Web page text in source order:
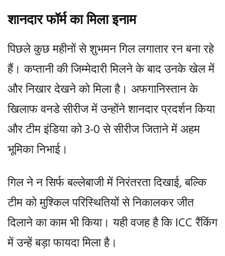
शानदार फॉर्म का मिला इनाम
पिछले कुछ महीनों से शुभमन गिल लगातार रन बना रहे
हैं। कप्तानी की जिम्मेदारी मिलने के बाद उनके खेल में
और निखार देखने को मिला है। अफगानिस्तान के
खिलाफ वनडे सीरीज में उन्होंने शानदार प्रदर्शन किया
और टीम इंडिया को 3-0 से सीरीज जिताने में अहम
भूमिका निभाई।
गिल ने न सिर्फ बल्लेबाजी में निरंतरता दिखाई, बल्कि
टीम को मुश्किल परिस्थितियों से निकालकर जीत
दिलाने का काम भी किया। यही वजह है कि ICC रैंकिंग
में उन्हें बड़ा फायदा मिला है।